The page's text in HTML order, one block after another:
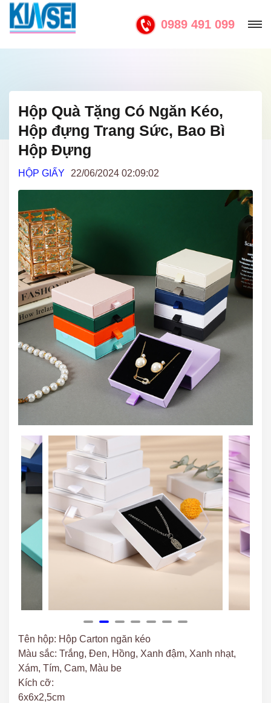
0989 491 099
Hộp Quà Tặng Có Ngăn Kéo,
Hộp đựng Trang Sức, Bao Bì
Hộp Đựng
HỘP GIẤY 22/06/2024 02:09:02
Tên hộp: Hộp Carton ngăn kéo
Màu sắc: Trắng, Đen, Hồng, Xanh đậm, Xanh nhạt,
Xám, Tím, Cam, Màu be
Kích cỡ:
6x6x2,5cm